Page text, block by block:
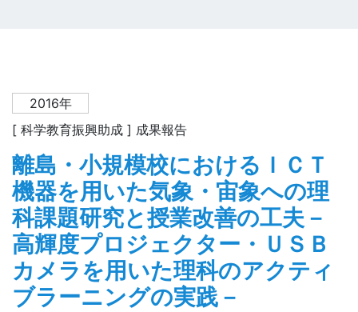
2016年
[ 科学教育振興助成 ] 成果報告
離島・小規模校におけるＩＣＴ
機器を用いた気象・宙象への理
科課題研究と授業改善の工夫－
高輝度プロジェクター・ＵＳＢ
カメラを用いた理科のアクティ
ブラーニングの実践－